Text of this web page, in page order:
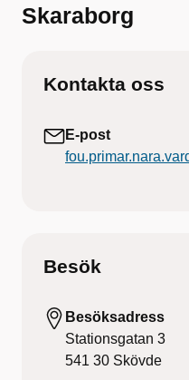
Skaraborg
Kontakta oss
E-post
Besök
Besöksadress
Stationsgatan 3
541 30 Skövde